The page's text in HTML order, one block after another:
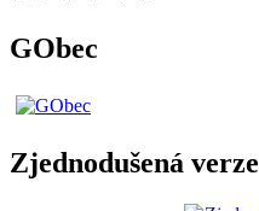
GObec
Zjednodušená verze